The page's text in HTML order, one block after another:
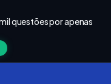
questões por apenas